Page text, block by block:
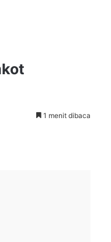
1 menit dibaca